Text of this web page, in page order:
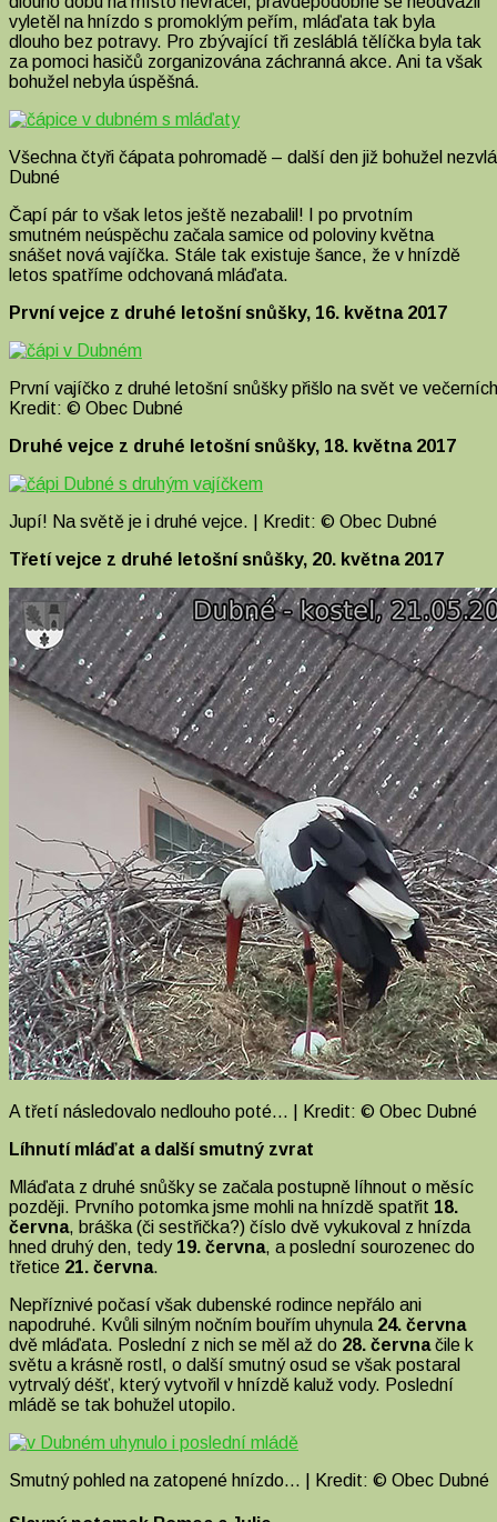
vyletěl na hnízdo s promoklým peřím, mláďata tak byla
dlouho bez potravy. Pro zbývající tři zesláblá tělíčka byla tak
za pomoci hasičů zorganizována záchranná akce. Ani ta však
bohužel nebyla úspěšná.
Všechna čtyři čápata pohromadě – další den již bohužel
Dubné
Čapí pár to však letos ještě nezabalil! I po prvotním
smutném neúspěchu začala samice od poloviny května
snášet nová vajíčka. Stále tak existuje šance, že v hnízdě
letos spatříme odchovaná mláďata.
První vejce z druhé letošní snůšky, 16. května 2017
První vajíčko z druhé letošní snůšky přišlo na svět ve
Kredit: © Obec Dubné
Druhé vejce z druhé letošní snůšky, 18. května 2017
Jupí! Na světě je i druhé vejce. | Kredit: © Obec Dubné
Třetí vejce z druhé letošní snůšky, 20. května 2017
A třetí následovalo nedlouho poté… | Kredit: © Obec Dubné
Líhnutí mláďat a další smutný zvrat
Mláďata z druhé snůšky se začala postupně líhnout o měsíc
později. Prvního potomka jsme mohli na hnízdě spatřit 18.
června, bráška (či sestřička?) číslo dvě vykukoval z hnízda
hned druhý den, tedy19. června, a poslední sourozenec do
třetice 21. června.
Nepříznivé počasí však dubenské rodince nepřálo ani
napodruhé. Kvůli silným nočním bouřím uhynula 24. června
dvě mláďata. Poslední z nich se měl až do 28. červnačile k
světu a krásně rostl, o další smutný osud se však postaral
vytrvalý déšť, který vytvořil v hnízdě kaluž vody. Poslední
mládě se tak bohužel utopilo.
Smutný pohled na zatopené hnízdo… | Kredit: © Obec Dubné